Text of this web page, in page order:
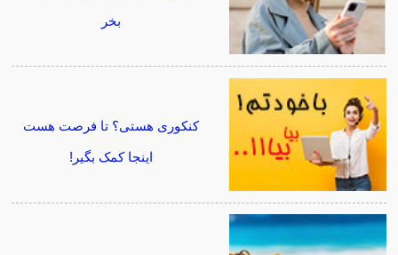
بخر
کنکوری هستی؟ تا فرصت هست
اینجا کمک بگیر!